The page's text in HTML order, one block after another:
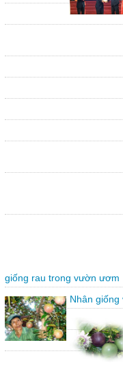
giống rau trong vườn ươm
Nhân